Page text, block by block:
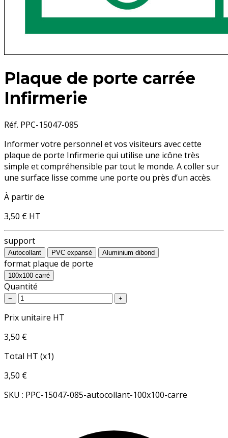
Plaque de porte carrée
Infirmerie
Réf. PPC-15047-085
Informer votre personnel et vos visiteurs avec cette
plaque de porte Infirmerie qui utilise une icône très
simple et compréhensible par tout le monde. A coller sur
une surface lisse comme une porte ou près d’un accès.
À partir de
3,50 € HT
support
Autocollant PVC expansé Aluminium dibond
format plaque de porte
100x100 carré
Quantité
− +
Prix unitaire HT
3,50 €
Total HT (x1)
3,50 €
SKU : PPC-15047-085-autocollant-100x100-carre